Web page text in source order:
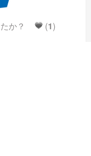
たか？ (1)